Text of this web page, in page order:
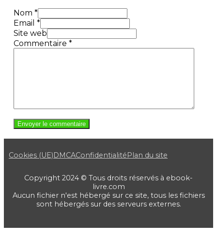
Nom *
Email *
Site web
Commentaire *
Cookies (UE)DMCAConfidentialitéPlan du site
Copyright 2024 © Tous droits réservés à ebook-
livre.com
Aucun fichier n'est hébergé sur ce site, tous les fichiers
sont hébergés sur des serveurs externes.